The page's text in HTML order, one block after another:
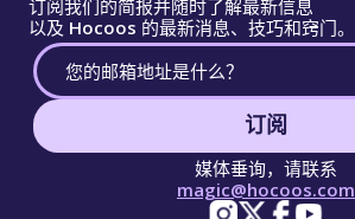
订阅我们的简报并随时了解最新信息
以及 Hocoos 的最新消息、技巧和窍门。
订阅
媒体垂询，请联系
magic@hocoos.com